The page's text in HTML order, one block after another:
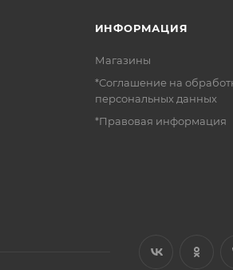
ИНФОРМАЦИЯ
Магазины
*Соглашение на
персональных данных
*Правовая информация